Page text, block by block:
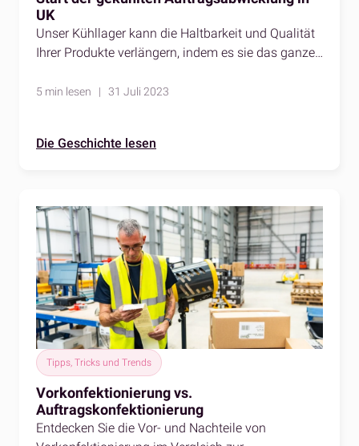
UK
Unser Kühllager kann die Haltbarkeit und Qualität
Ihrer Produkte verlängern, indem es sie das ganze
5 min lesen | 31 Juli 2023
Die Geschichte lesen
Tipps, Tricks und Trends
Vorkonfektionierung vs.
Auftragskonfektionierung
Entdecken Sie die Vor- und Nachteile von